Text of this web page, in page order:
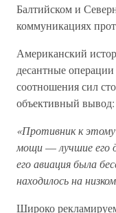
Балтийском и
коммуникациях
Американский
десантные
соотношения сил
объективный вывод:
«Противник к
мощи—лучшие его
его авиация была
находилось на
Широко